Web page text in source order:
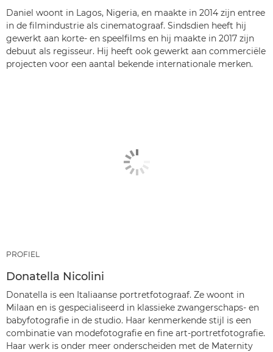
Daniel woont in Lagos, Nigeria, en maakte in 2014 zijn entree
in de filmindustrie als cinematograaf. Sindsdien heeft hij
gewerkt aan korte- en speelfilms en hij maakte in 2017 zijn
debuut als regisseur. Hij heeft ook gewerkt aan commerciële
projecten voor een aantal bekende internationale merken.
PROFIEL
Donatella Nicolini
Donatella is een Italiaanse portretfotograaf. Ze woont in
Milaan en is gespecialiseerd in klassieke zwangerschaps- en
babyfotografie in de studio. Haar kenmerkende stijl is een
combinatie van modefotografie en fine art-portretfotografie.
Haar werk is onder meer onderscheiden met de Maternity